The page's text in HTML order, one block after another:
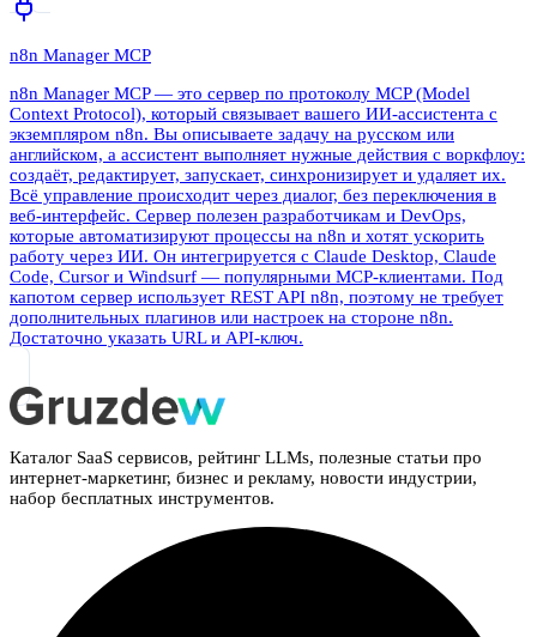
n8n Manager MCP
n8n Manager MCP — это сервер по протоколу MCP (Model
Context Protocol), который связывает вашего ИИ-ассистента с
экземпляром n8n. Вы описываете задачу на русском или
английском, а ассистент выполняет нужные действия с воркфлоу:
создаёт, редактирует, запускает, синхронизирует и удаляет их.
Всё управление происходит через диалог, без переключения в
веб-интерфейс. Сервер полезен разработчикам и DevOps,
которые автоматизируют процессы на n8n и хотят ускорить
работу через ИИ. Он интегрируется с Claude Desktop, Claude
Code, Cursor и Windsurf — популярными MCP-клиентами. Под
капотом сервер использует REST API n8n, поэтому не требует
дополнительных плагинов или настроек на стороне n8n.
Достаточно указать URL и API-ключ.
Каталог SaaS сервисов, рейтинг LLMs, полезные статьи про
интернет-маркетинг, бизнес и рекламу, новости индустрии,
набор бесплатных инструментов.